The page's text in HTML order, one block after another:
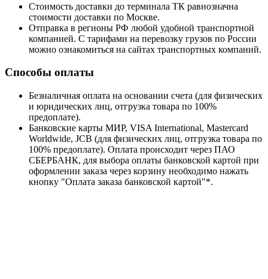
Стоимость доставки до терминала ТК равнозначна
стоимости доставки по Москве.
Отправка в регионы РФ любой удобной транспортной
компанией. С тарифами на перевозку грузов по России
можно ознакомиться на сайтах транспортных компаний.
Способы оплаты
Безналичная оплата на основании счета (для физических
и юридических лиц, отгрузка товара по 100%
предоплате).
Банковские карты МИР, VISA International, Mastercard
Worldwide, JCB (для физических лиц, отгрузка товара по
100% предоплате). Оплата происходит через ПАО
СБЕРБАНК, для выбора оплаты банковской картой при
оформлении заказа через корзину необходимо нажать
кнопку "Оплата заказа банковской картой"*.